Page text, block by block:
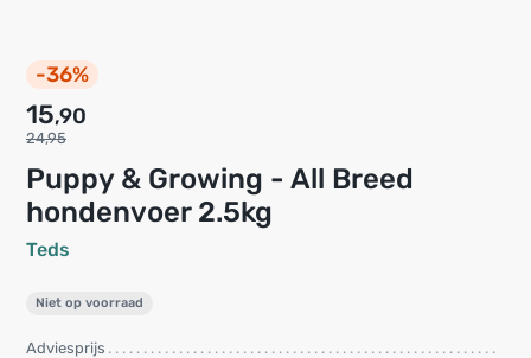
-36%
Puppy & Growing - All Breed
hondenvoer 2.5kg
Teds
15,90
24,95
Niet op voorraad
Adviesprijs